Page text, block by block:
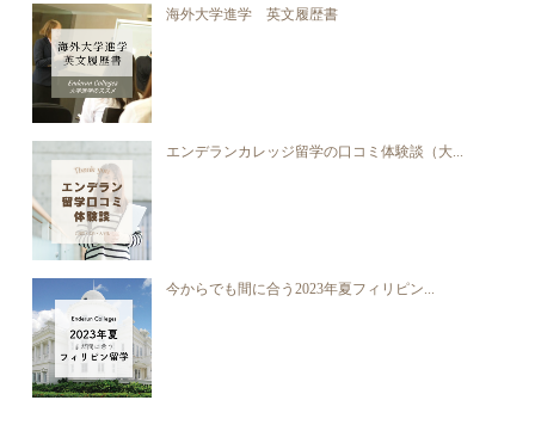
海外大学進学 英文履歴書
エンデランカレッジ留学の口コミ体験談（大...
今からでも間に合う2023年夏フィリピン...